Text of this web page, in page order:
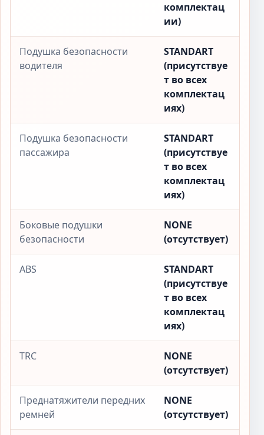
комплектац
ии)
Подушка безопасности
водителя
STANDART
(присутствуе
т во всех
комплектац
иях)
Подушка безопасности
пассажира
STANDART
(присутствуе
т во всех
комплектац
иях)
Боковые подушки
безопасности
NONE
(отсутствует)
ABS
STANDART
(присутствуе
т во всех
комплектац
иях)
TRC
NONE
(отсутствует)
Преднатяжители передних
ремней
NONE
(отсутствует)